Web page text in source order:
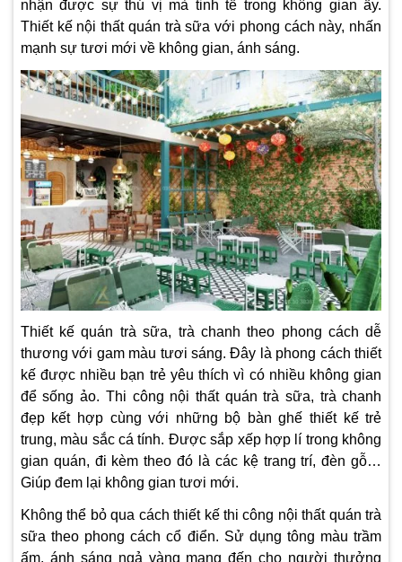
nhận được sự thú vị mà tinh tế trong không gian ấy.
Thiết kế nội thấtquán trà sữa với phong cách này, nhấn
mạnh sự tươi mới về không gian, ánh sáng.
Thiết kế quán trà sữa, trà chanh theo phong cách dễ
thương với gam màu tươi sáng. Đây là phong cách thiết
kế được nhiều bạn trẻ yêu thích vì có nhiều không gian
để sống ảo. Thi công nội thất quán trà sữa, trà chanh
đẹp kết hợp cùng với những bộ bàn ghế thiết kế trẻ
trung, màu sắc cá tính. Được sắp xếp hợp lí trong không
gian quán, đi kèm theo đó là các kệ trang trí, đèn gỗ…
Giúp đem lại không gian tươi mới.
Không thể bỏ qua cách thiết kế thi công nội thất quán trà
sữa theo phong cách cổ điển. Sử dụng tông màu trầm
ấm, ánh sáng ngả vàng mang đến cho người thưởng